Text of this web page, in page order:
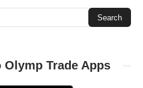
Trade Apps